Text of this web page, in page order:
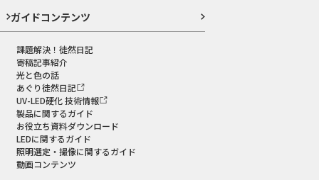
ガイドコンテンツ
課題解決！徒然日記
寄稿記事紹介
光と色の話
あぐり徒然日記
UV-LED硬化 技術情報
製品に関するガイド
お役立ち資料ダウンロード
LEDに関するガイド
照明選定・撮像に関するガイド
動画コンテンツ